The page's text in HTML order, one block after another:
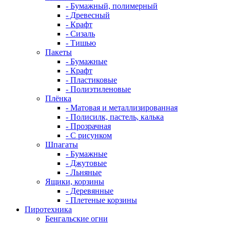
- Бумажный, полимерный
- Древесный
- Крафт
- Сизаль
- Тишью
Пакеты
- Бумажные
- Крафт
- Пластиковые
- Полиэтиленовые
Плёнка
- Матовая и металлизированная
- Полисилк, пастель, калька
- Прозрачная
- С рисунком
Шпагаты
- Бумажные
- Джутовые
- Льняные
Ящики, корзины
- Деревянные
- Плетеные корзины
Пиротехника
Бенгальские огни